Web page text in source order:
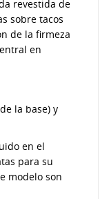
revestida de
sobre tacos
de la firmeza
en
la base) y
en el
para su
modelo son